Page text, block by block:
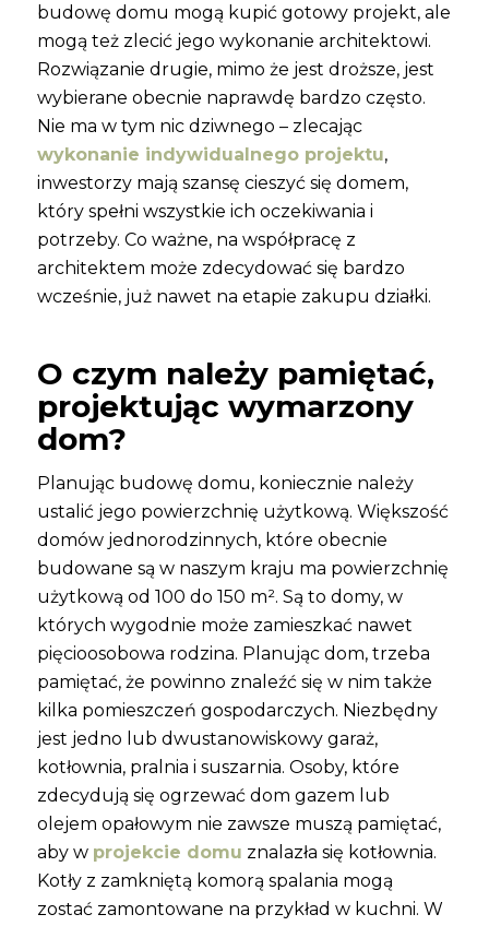
budowę domu mogą kupić gotowy projekt, ale
mogą też zlecić jego wykonanie architektowi.
Rozwiązanie drugie, mimo że jest droższe, jest
wybierane obecnie naprawdę bardzo często.
Nie ma w tym nic dziwnego – zlecając
wykonanie indywidualnego projektu,
inwestorzy mają szansę cieszyć się domem,
który spełni wszystkie ich oczekiwania i
potrzeby. Co ważne, na współpracę z
architektem może zdecydować się bardzo
wcześnie, już nawet na etapie zakupu działki.
O czym należy pamiętać,
projektując wymarzony
dom?
Planując budowę domu, koniecznie należy
ustalić jego powierzchnię użytkową. Większość
domów jednorodzinnych, które obecnie
budowane są w naszym kraju ma powierzchnię
użytkową od 100 do 150 m². Są to domy, w
których wygodnie może zamieszkać nawet
pięcioosobowa rodzina. Planując dom, trzeba
pamiętać, że powinno znaleźć się w nim także
kilka pomieszczeń gospodarczych. Niezbędny
jest jedno lub dwustanowiskowy garaż,
kotłownia, pralnia i suszarnia. Osoby, które
zdecydują się ogrzewać dom gazem lub
olejem opałowym nie zawsze muszą pamiętać,
aby w projekcie domu znalazła się kotłownia.
Kotły z zamkniętą komorą spalania mogą
zostać zamontowane na przykład w kuchni. W